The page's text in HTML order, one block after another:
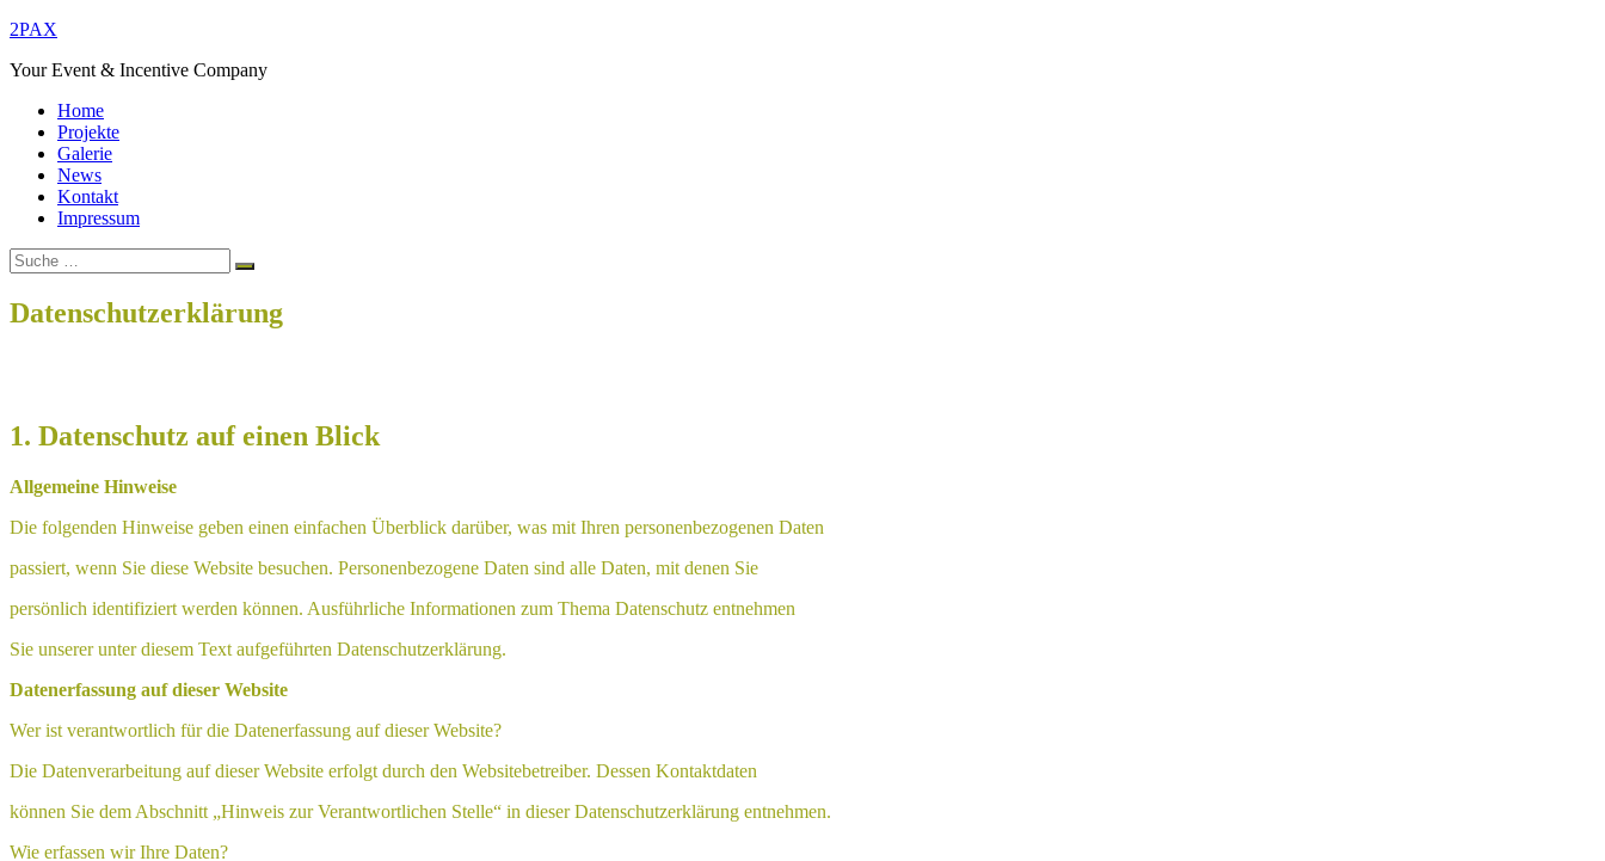
Zum
springen
2PAX
Your Event & Incentive Company
Home
Projekte
Galerie
News
Kontakt
Impressum
Suche
nach:
Suchen
Datenschutzerklärung
1. Datenschutz auf einen Blick
Allgemeine Hinweise
Die folgenden Hinweise geben einen einfachen Überblick darüber, was mit Ihren personenbezogenen Daten
passiert, wenn Sie diese Website besuchen. Personenbezogene Daten sind alle Daten, mit denen Sie
persönlich identifiziert werden können. Ausführliche Informationen zum Thema Datenschutz entnehmen
Sie unserer unter diesem Text aufgeführten Datenschutzerklärung.
Datenerfassung auf dieser Website
Wer ist verantwortlich für die Datenerfassung auf dieser Website?
Die Datenverarbeitung auf dieser Website erfolgt durch den Websitebetreiber. Dessen Kontaktdaten
können Sie dem Abschnitt „Hinweis zur Verantwortlichen Stelle“ in dieser Datenschutzerklärung entnehmen.
Wie erfassen wir Ihre Daten?